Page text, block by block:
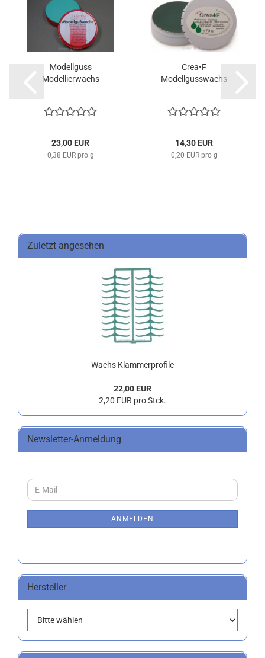
Modellguss
Modellierwachs
23,00 EUR
0,38 EUR pro g
Crea•F
Modellgusswachs
14,30 EUR
0,20 EUR pro g
Zuletzt angesehen
Wachs Klammerprofile
22,00 EUR
2,20 EUR pro Stck.
Newsletter-Anmeldung
WEITER
ZUR
E-
Mail
ANMELDEN
Hersteller